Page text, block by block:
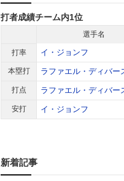
打者成績チーム内1位
選手名
打率 イ・ジョンフ
本塁打 ラファエル・ディバー
打点 ラファエル・ディバー
安打 イ・ジョンフ
新着記事